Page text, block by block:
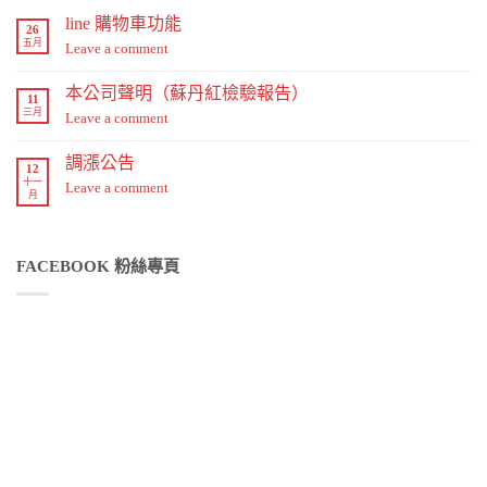
26
五月
line 購物車功能
Leave a comment
11
三月
本公司聲明（蘇丹紅檢驗報告）
Leave a comment
12
十一
月
調漲公告
Leave a comment
FACEBOOK 粉絲專頁